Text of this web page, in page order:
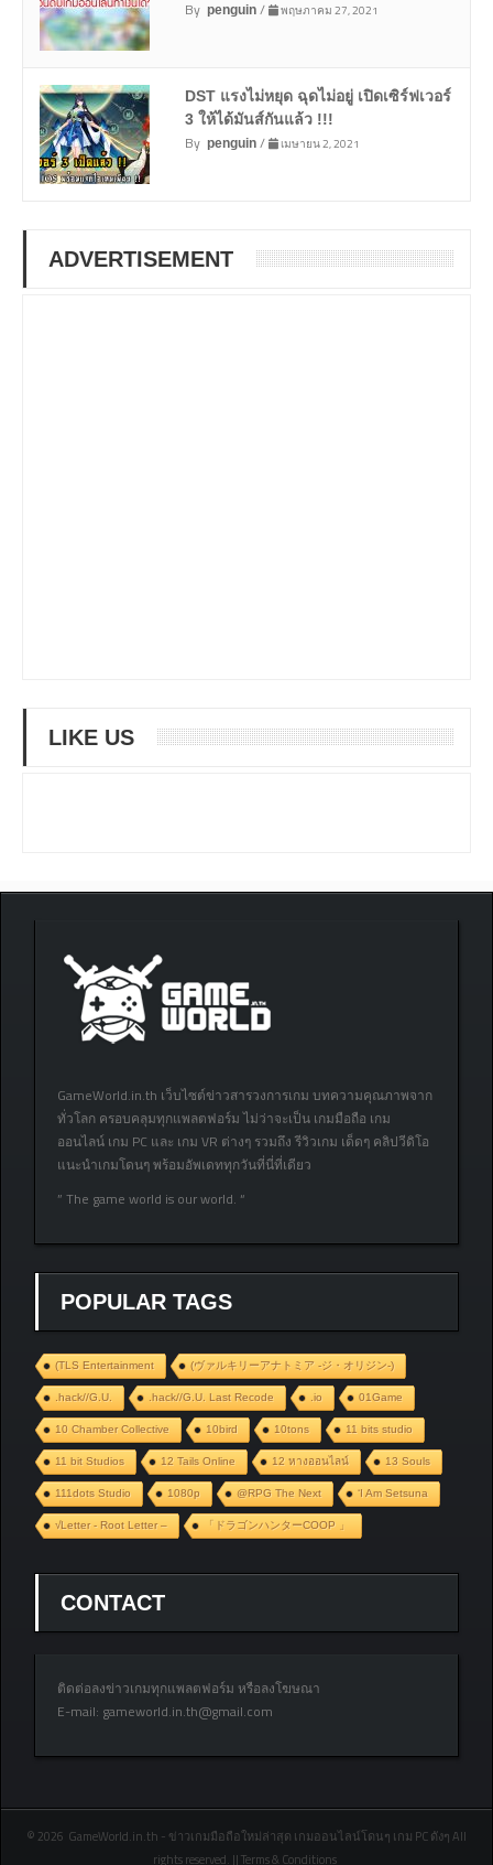
By penguin/ พฤษภาคม 27, 2021
DST แรงไม่หยุด ฉุดไม่อยู่ เปิดเซิร์ฟเวอร์
3 ให้ได้มันส์กันแล้ว !!!
By penguin/ เมษายน 2, 2021
ADVERTISEMENT
LIKE US
GameWorld.in.th เว็บไซต์ข่าวสารวงการเกม บทความคุณภาพจาก
ทั่วโลก ครอบคลุมทุกแพลตฟอร์ม ไม่ว่าจะเป็น เกมมือถือ เกม
ออนไลน์ เกม PC และ เกม VR ต่างๆ รวมถึง รีวิวเกม เด็ดๆ คลิปวีดิโอ
แนะนำเกมโดนๆ พร้อมอัพเดททุกวันที่นี่ที่เดียว
” The game world is our world. “
POPULAR TAGS
(TLS Entertainment (ヴァルキリーアナトミア ‐ジ・オリジン‐)
.hack//G.U. .hack//G.U. Last Recode .io 01Game
10 Chamber Collective 10bird 10tons 11 bits studio
11 bit Studios 12 Tails Online 12 หางออนไลน์ 13 Souls
111dots Studio 1080p @RPG The Next ‘I Am Setsuna
√Letter - Root Letter – 「ドラゴンハンターCOOP 」
CONTACT
ติดต่อลงข่าวเกมทุกแพลตฟอร์ม หรือลงโฆษณา
E-mail: gameworld.in.th@gmail.com
© 2026 GameWorld.in.th - ข่าวเกมมือถือใหม่ล่าสุด เกมออนไลน์โดนๆ เกม PC ดังๆ All
rights reserved. || Terms & Conditions